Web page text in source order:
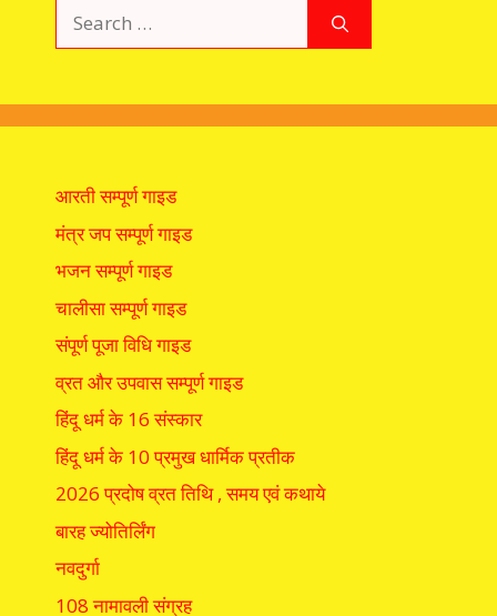
for:
आरती सम्पूर्ण गाइड
मंत्र जप सम्पूर्ण गाइड
भजन सम्पूर्ण गाइड
चालीसा सम्पूर्ण गाइड
संपूर्ण पूजा विधि गाइड
व्रत और उपवास सम्पूर्ण गाइड
हिंदू धर्म के 16 संस्कार
हिंदू धर्म के 10 प्रमुख धार्मिक प्रतीक
2026 प्रदोष व्रत तिथि , समय एवं कथाये
बारह ज्योतिर्लिंग
नवदुर्गा
108 नामावली संग्रह